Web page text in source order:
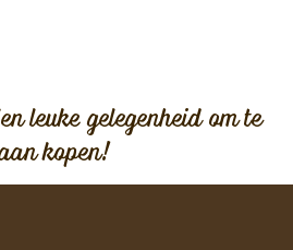
leuke gelegenheid om te
kopen!